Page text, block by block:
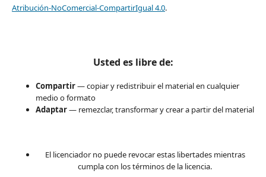
Atribución-NoComercial-CompartirIgual 4.0.
Usted es libre de:
Compartir— copiar y redistribuir el material en cualquier
medio o formato
Adaptar— remezclar, transformar y crear a partir del material
El licenciador no puede revocar estas libertades mientras
cumpla con los términos de la licencia.